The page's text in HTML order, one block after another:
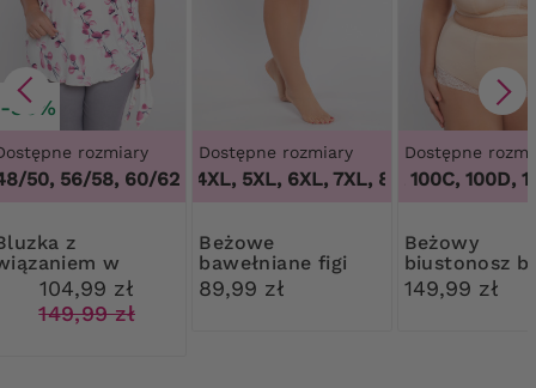
-30%
rozmiary
50, 56/58, 60/62
z
w
kwiaty
104,99 zł
149,99 zł
Dostępne rozmiary
3XL, 4XL, 5XL, 6XL, 7XL, 8XL, 9XL, 3XL,
Beżowe
bawełniane figi
modelujące z
koronką
89,99 zł
Dostępne
100B, 100C, 100D,
Beżowy
biustonosz
fiszbin
149,99 zł